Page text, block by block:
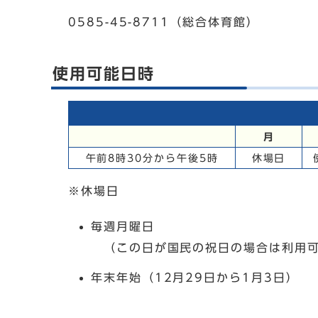
0585-45-8711（総合体育館）
使用可能日時
月
午前8時30分から午後5時 休場日
※休場日
毎週月曜日
（この日が国民の祝日の場合は利用
年末年始（12月29日から1月3日）